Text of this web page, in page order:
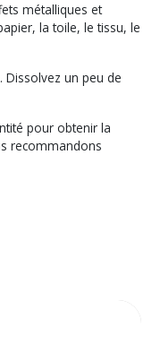
métalliques et
la toile, le tissu, le
Dissolvez un peu de
pour obtenir la
recommandons